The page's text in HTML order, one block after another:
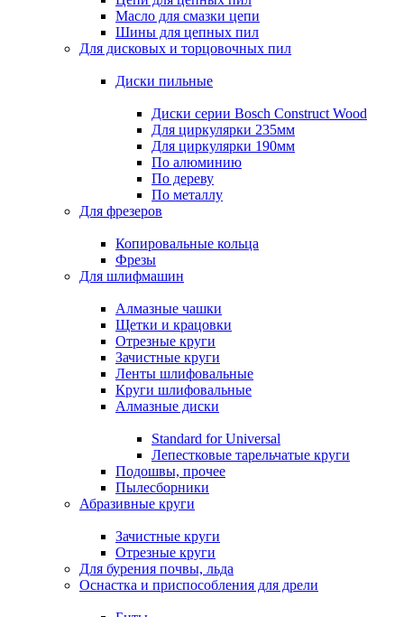
Масло для смазки цепи
Шины для цепных пил
Для дисковых и торцовочных пил
Диски пильные
Диски серии Bosch Construct Wood
Для циркулярки 235мм
Для циркулярки 190мм
По алюминию
По дереву
По металлу
Для фрезеров
Копировальные кольца
Фрезы
Для шлифмашин
Алмазные чашки
Щетки и крацовки
Отрезные круги
Зачистные круги
Ленты шлифовальные
Круги шлифовальные
Алмазные диски
Standard for Universal
Лепестковые тарельчатые круги
Подошвы, прочее
Пылесборники
Абразивные круги
Зачистные круги
Отрезные круги
Для бурения почвы, льда
Оснастка и приспособления для дрели